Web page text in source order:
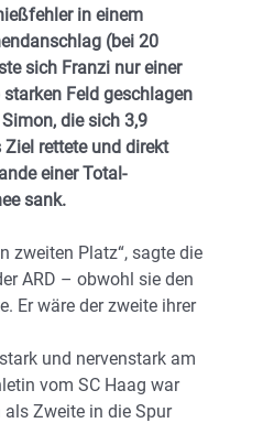
in einem
(bei 20
sich Franzi nur einer
Feld geschlagen
die sich 3,9
rettete und direkt
einer Total-
sank.
zweiten Platz“, sagte die
ARD – obwohl sie den
Er wäre der zweite ihrer
und nervenstark am
vom SC Haag war
Zweite in die Spur